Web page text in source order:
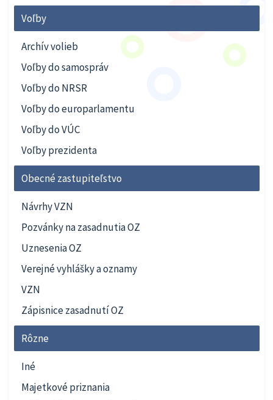
Voľby
Archív volieb
Voľby do samospráv
Voľby do NRSR
Voľby do europarlamentu
Voľby do VÚC
Voľby prezidenta
Obecné zastupiteľstvo
Návrhy VZN
Pozvánky na zasadnutia OZ
Uznesenia OZ
Verejné vyhlášky a oznamy
VZN
Zápisnice zasadnutí OZ
Rôzne
Iné
Majetkové priznania